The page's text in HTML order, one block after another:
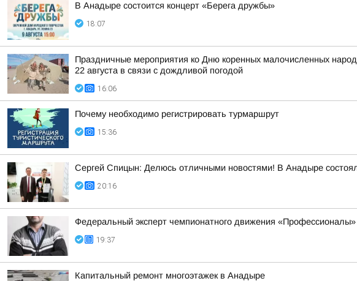
В Анадыре состоится концерт «Берега дружбы»
18:07
Праздничные мероприятия ко Дню коренных малочисленных
22 августа в связи с дождливой погодой
16:06
Почему необходимо регистрировать турмаршрут
15:36
Сергей Спицын: Делюсь отличными новостями! В Анадыре
20:16
Федеральный эксперт чемпионатного движения «Профессионалы»
19:37
Капитальный ремонт многоэтажек в Анадыре